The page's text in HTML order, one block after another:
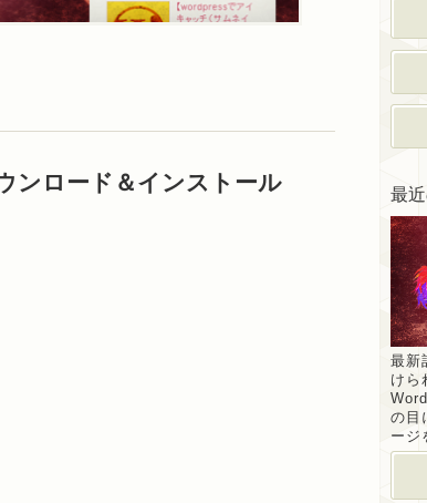
ンロード＆インストール 最
最新
けら
の目
ージ